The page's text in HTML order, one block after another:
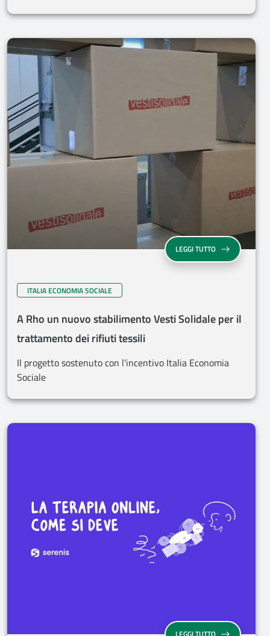
LEGGI TUTTO
ITALIA ECONOMIA SOCIALE
A Rho un nuovo stabilimento Vesti Solidale per il
trattamento dei rifiuti tessili
Il progetto sostenuto con l'incentivo Italia Economia
Sociale